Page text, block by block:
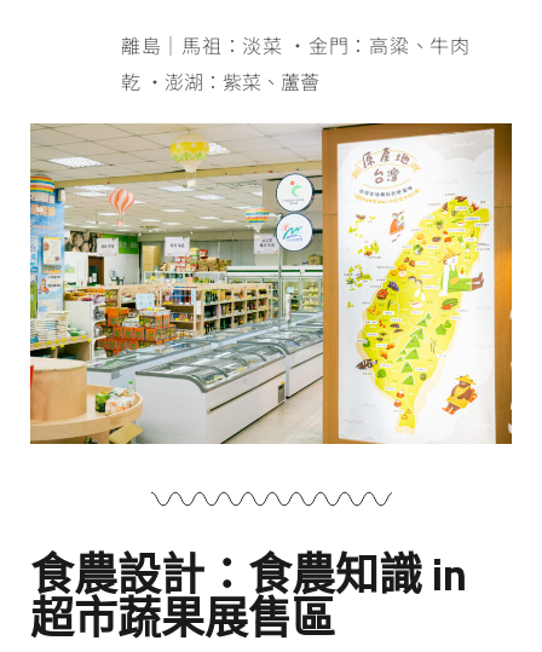
離島｜馬祖：淡菜 ・金門：高粱、牛肉
乾 ・澎湖：紫菜、蘆薈
食農設計：食農知識 in
超市蔬果展售區